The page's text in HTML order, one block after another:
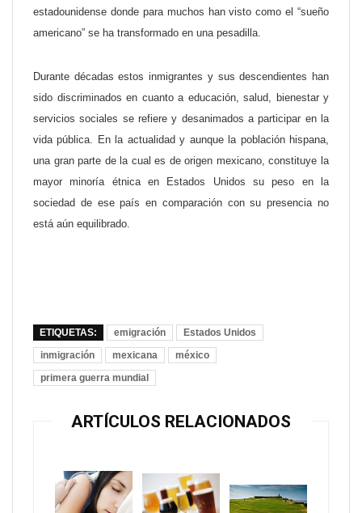
estadounidense donde para muchos han visto como el “sueño
americano” se ha transformado en una pesadilla.
Durante décadas estos inmigrantes y sus descendientes han
sido discriminados en cuanto a educación, salud, bienestar y
servicios sociales se refiere y desanimados a participar en la
vida pública. En la actualidad y aunque la población hispana,
una gran parte de la cual es de origen mexicano, constituye la
mayor minoría étnica en Estados Unidos su peso en la
sociedad de ese país en comparación con su presencia no
está aún equilibrado.
ETIQUETAS: emigración
Estados Unidos
inmigración
mexicana
méxico
primera guerra mundial
ARTÍCULOS RELACIONADOS